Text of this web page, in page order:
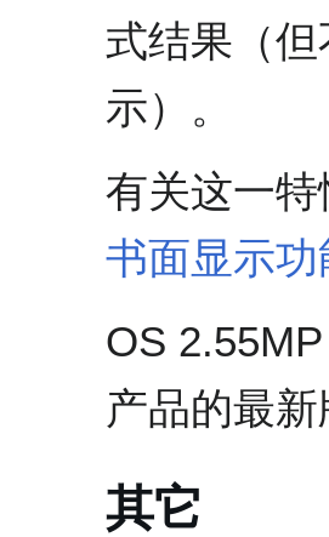
式结果（
示）。
有关这一
书面显示功
OS
产品的最
其它